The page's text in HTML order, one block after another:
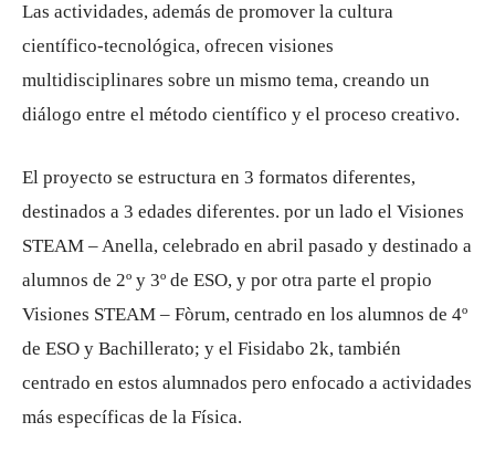
Las actividades, además de promover la cultura
científico-tecnológica, ofrecen visiones
multidisciplinares sobre un mismo tema, creando un
diálogo entre el método científico y el proceso creativo.
El proyecto se estructura en 3 formatos diferentes,
destinados a 3 edades diferentes. por un lado el Visiones
STEAM – Anella, celebrado en abril pasado y destinado a
alumnos de 2º y 3º de ESO, y por otra parte el propio
Visiones STEAM – Fòrum, centrado en los alumnos de 4º
de ESO y Bachillerato; y el Fisidabo 2k, también
centrado en estos alumnados pero enfocado a actividades
más específicas de la Física.